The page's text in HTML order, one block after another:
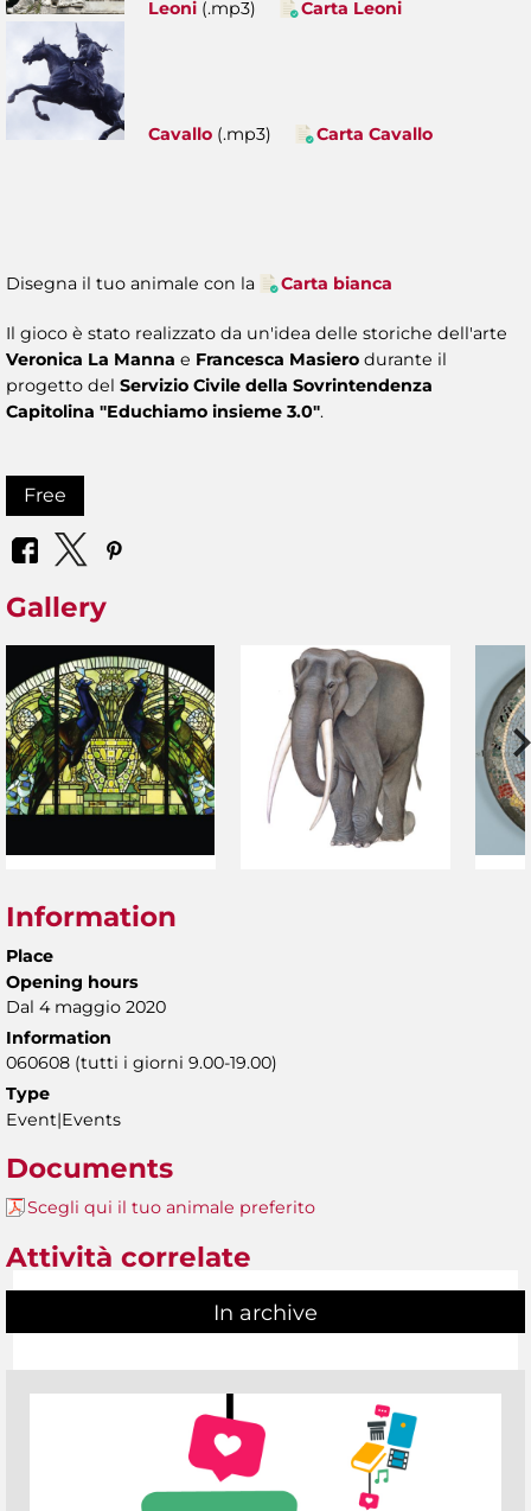
Leoni (.mp3) Carta Leoni
Cavallo (.mp3) Carta Cavallo
Disegna il tuo animale con la Carta bianca
Il gioco è stato realizzato da un'idea delle storiche dell'arte
Veronica La Manna e Francesca Masiero durante il
progetto del Servizio Civile della Sovrintendenza
Capitolina "Educhiamo insieme 3.0".
Free
Gallery
Information
Place
Opening hours
Dal 4 maggio 2020
Information
060608 (tutti i giorni 9.00-19.00)
Type
Event|Events
Documents
Scegli qui il tuo animale preferito
Attività correlate
In archive